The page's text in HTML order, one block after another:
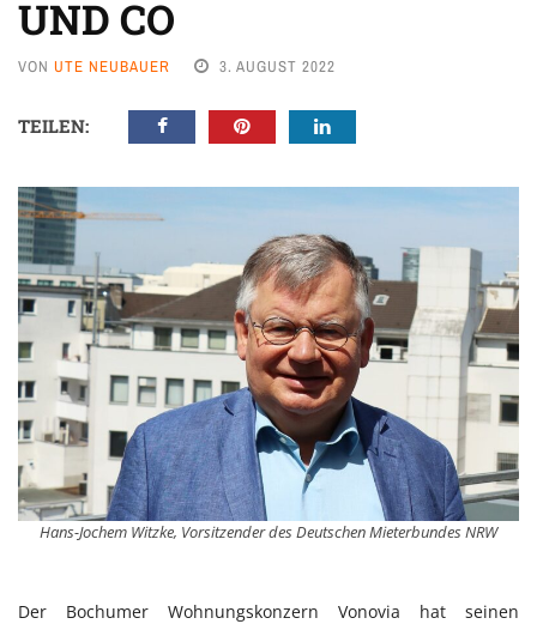
UND CO
VON UTE NEUBAUER 3. AUGUST 2022
TEILEN:
Hans-Jochem Witzke, Vorsitzender des Deutschen Mieterbundes NRW
Der Bochumer Wohnungskonzern Vonovia hat seinen